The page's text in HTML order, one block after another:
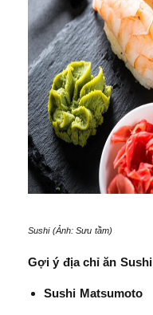
Sushi (Ảnh: Sưu tầm)
Gợi ý địa chỉ ăn Sushi
Sushi Matsumoto